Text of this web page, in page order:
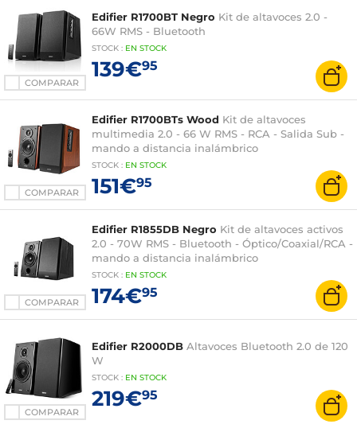
COMPARAR
Edifier R1700BT Negro Kit de altavoces 2.0 -
66W RMS - Bluetooth
STOCK : EN STOCK
139€95
COMPARAR
Edifier R1700BTs Wood Kit de altavoces
multimedia 2.0 - 66 W RMS - RCA - Salida Sub -
mando a distancia inalámbrico
STOCK : EN STOCK
151€95
COMPARAR
Edifier R1855DB Negro Kit de altavoces activos
2.0 - 70W RMS - Bluetooth - Óptico/Coaxial/RCA -
mando a distancia inalámbrico
STOCK : EN STOCK
174€95
COMPARAR
Edifier R2000DB Altavoces Bluetooth 2.0 de 120
W
STOCK : EN STOCK
219€95